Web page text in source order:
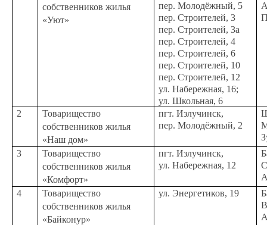
собственников жилья
«Уют»
пер. Молодёжный, 5
пер. Строителей, 3
пер. Строителей, 3а
пер. Строителей, 4
пер. Строителей, 6
пер. Строителей, 10
пер. Строителей, 12
ул. Набережная, 16;
ул. Школьная, 6
2
Товарищество
собственников жилья
«Наш дом»
пгт. Излучинск,
пер. Молодёжный, 2
3
Товарищество
собственников жилья
«Комфорт»
пгт. Излучинск,
ул. Набережная, 12
4
Товарищество
собственников жилья
«Байконур»
ул. Энергетиков, 19